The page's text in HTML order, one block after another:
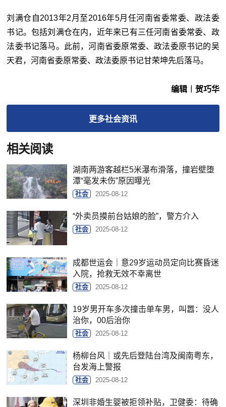
刘满仓自2013年2月至2016年5月任河南省委常委、政法委
书记。包括刘满仓在内，近年来已有三任河南省委常委、政
法委书记落马。此前，河南省委原常委、政法委原书记的吴
天君，河南省委原常委、政法委原书记甘荣坤先后落马。
编辑︱贺巧华
更多社会资讯
相关阅读
湖南两游客越栏5米瀑布滑落，撞岩壁堕
潭“毫发未伤”原因曝光
社会 2025-08-12
“外卖员摸前台姑娘的脸”，警方介入
社会 2025-08-12
成都世运会｜意29岁运动员定向比赛昏迷
入院，抢救无效不幸离世
社会 2025-08-12
19岁男开车多次撞击单车男，叫嚣：没人
治你，00后治你
社会 2025-08-12
杨柳台风｜或先后登陆台湾及闽南粤东，
台发海上警报
社会 2025-08-12
深圳非婚生婴被拒领补贴，卫健委：待确